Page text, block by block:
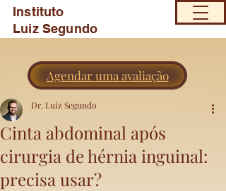
Instituto
Luiz Segundo
Agendar uma avaliação
Cinta abdominal após
cirurgia de hérnia inguinal:
precisa usar?
Dr. Luiz Segundo